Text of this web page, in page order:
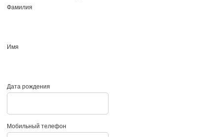
Фамилия
Имя
Дата рождения
Мобильный телефон